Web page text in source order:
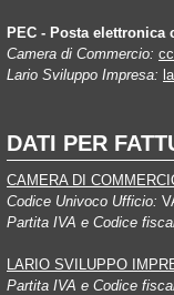
PEC - Posta elettronica
Camera di Commercio:
Lario Sviluppo Impresa:
DATI PER
CAMERA DI
Codice Univoco Ufficio:
Partita IVA e Codice
LARIO SVILUPPO
Partita IVA e Codice